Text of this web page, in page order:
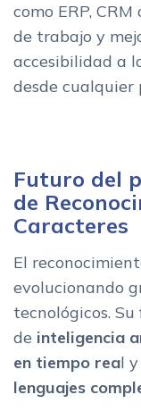
como ERP,
de trabajo y
accesibilidad a
desde cualquier
Futuro del
de
Caracteres
El
evolucionando
tecnológicos.
de inteligencia
en tiempo real
lenguajes